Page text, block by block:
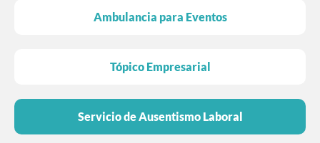
Ambulancia para Eventos
Tópico Empresarial
Servicio de Ausentismo Laboral